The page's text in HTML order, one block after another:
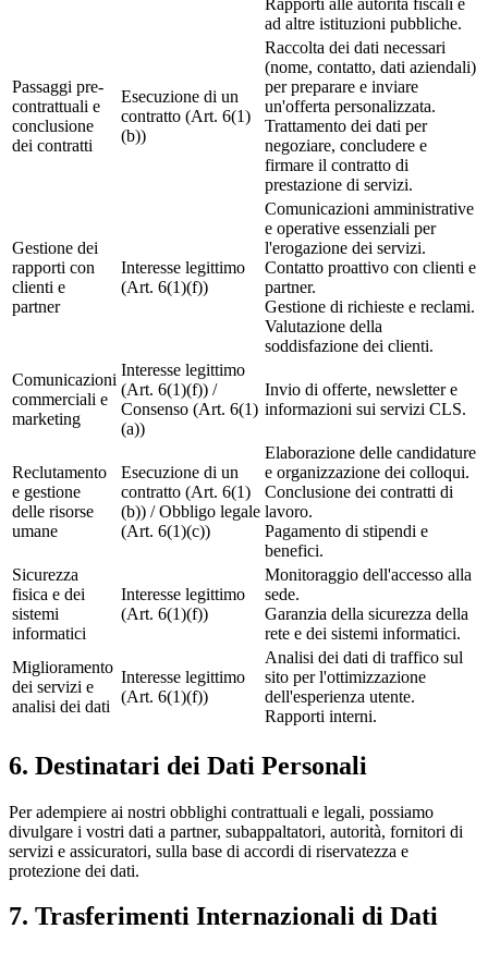
ad altre istituzioni pubbliche.
Passaggi pre-
contrattuali e
conclusione
dei contratti
Esecuzione di un
contratto (Art. 6(1)
(b))
Raccolta dei dati necessari
(nome, contatto, dati aziendali)
per preparare e inviare
un'offerta personalizzata.
Trattamento dei dati per
negoziare, concludere e
firmare il contratto di
prestazione di servizi.
Gestione dei
rapporti con
clienti e
partner
Interesse legittimo
(Art. 6(1)(f))
Comunicazioni amministrative
e operative essenziali per
l'erogazione dei servizi.
Contatto proattivo con clienti e
partner.
Gestione di richieste e reclami.
Valutazione della
soddisfazione dei clienti.
Comunicazioni
commerciali e
marketing
Interesse legittimo
(Art. 6(1)(f)) /
Consenso (Art. 6(1)
(a))
Invio di offerte, newsletter e
informazioni sui servizi CLS.
Reclutamento
e gestione
delle risorse
umane
Esecuzione di un
contratto (Art. 6(1)
(b)) / Obbligo legale
(Art. 6(1)(c))
Elaborazione delle candidature
e organizzazione dei colloqui.
Conclusione dei contratti di
lavoro.
Pagamento di stipendi e
benefici.
Sicurezza
fisica e dei
sistemi
informatici
Interesse legittimo
(Art. 6(1)(f))
Monitoraggio dell'accesso alla
sede.
Garanzia della sicurezza della
rete e dei sistemi informatici.
Miglioramento
dei servizi e
analisi dei dati
Interesse legittimo
(Art. 6(1)(f))
Analisi dei dati di traffico sul
sito per l'ottimizzazione
dell'esperienza utente.
Rapporti interni.
6. Destinatari dei Dati Personali
Per adempiere ai nostri obblighi contrattuali e legali, possiamo
divulgare i vostri dati a partner, subappaltatori, autorità, fornitori di
servizi e assicuratori, sulla base di accordi di riservatezza e
protezione dei dati.
7. Trasferimenti Internazionali di Dati